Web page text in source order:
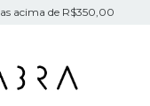
acima de R$350,00